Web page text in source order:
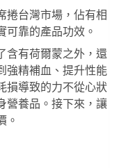
捲台灣市場，佔有相
可靠的產品功效。
含有荷爾蒙之外，還
強精補血、提升性能
損導致的力不從心狀
營養品。接下來，讓
。